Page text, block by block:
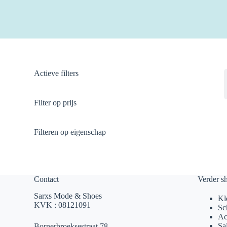
Actieve filters
Filter op prijs
Filteren op eigenschap
Contact
Sarxs Mode & Shoes
KVK : 08121091
Verder